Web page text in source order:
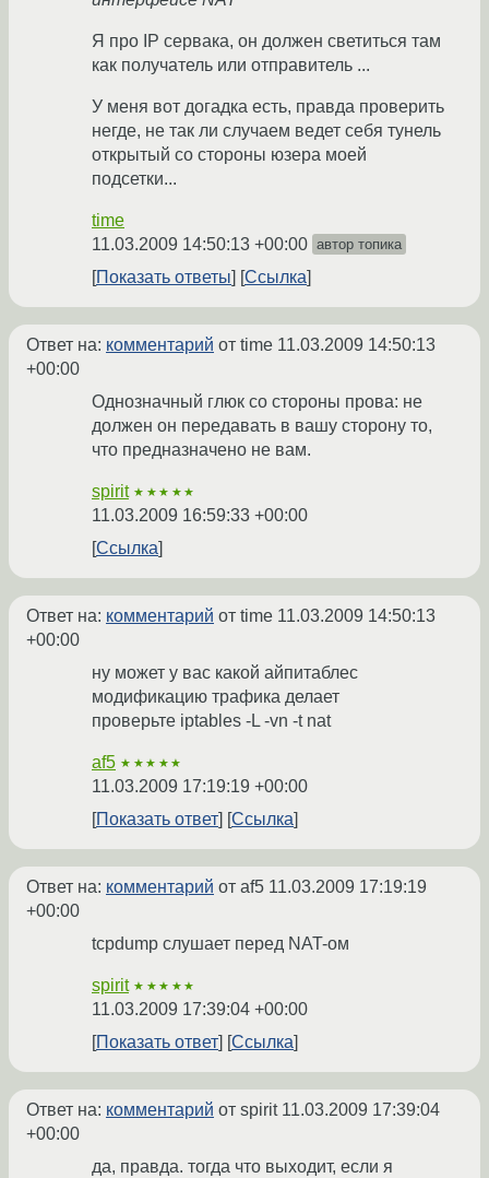
Я про IP сервака, он должен светиться там
как получатель или отправитель ...
У меня вот догадка есть, правда проверить
негде, не так ли случаем ведет себя тунель
открытый со стороны юзера моей
подсетки...
time
11.03.2009 14:50:13 +00:00 автор топика
Показать ответы Ссылка
Ответ на: комментарий от time 11.03.2009 14:50:13
+00:00
Однозначный глюк со стороны прова: не
должен он передавать в вашу сторону то,
что предназначено не вам.
spirit ★★★★★
11.03.2009 16:59:33 +00:00
Ссылка
Ответ на: комментарий от time 11.03.2009 14:50:13
+00:00
ну может у вас какой айпитаблес
модификацию трафика делает
проверьте iptables -L -vn -t nat
af5 ★★★★★
11.03.2009 17:19:19 +00:00
Показать ответ
Ссылка
Ответ на: комментарий от af5 11.03.2009 17:19:19
+00:00
tcpdump слушает перед NAT-ом
spirit ★★★★★
11.03.2009 17:39:04 +00:00
Показать ответ
Ссылка
Ответ на: комментарий от spirit 11.03.2009 17:39:04
+00:00
да, правда. тогда что выходит, если я